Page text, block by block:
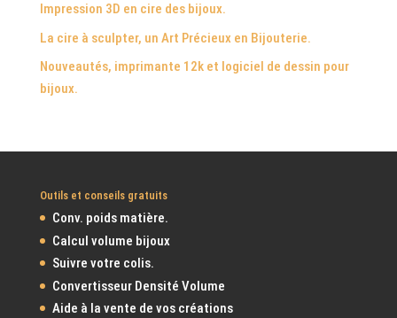
Impression 3D en cire des bijoux.
La cire à sculpter, un Art Précieux en Bijouterie.
Nouveautés, imprimante 12k et logiciel de dessin pour
bijoux.
Outils et conseils gratuits
Conv. poids matière.
Calcul volume bijoux
Suivre votre colis.
Convertisseur Densité Volume
Aide à la vente de vos créations